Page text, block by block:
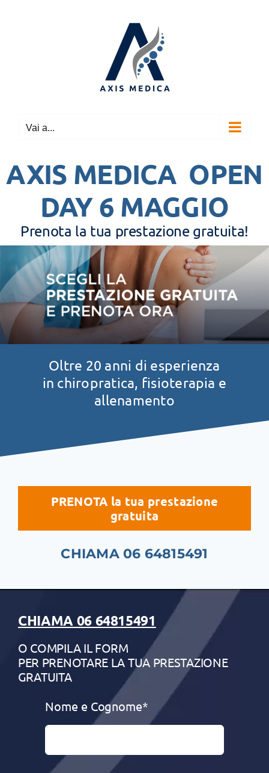
Vai a...
AXIS MEDICA OPEN
DAY 6 MAGGIO
Prenota la tua prestazione gratuita!
Oltre 20 anni di esperienza
in chiropratica, fisioterapia e
allenamento
PRENOTA la tua prestazione
gratuita
CHIAMA 06 64815491
CHIAMA 06 64815491
O COMPILA IL FORM
PER PRENOTARE LA TUA PRESTAZIONE
GRATUITA
Nome e Cognome*